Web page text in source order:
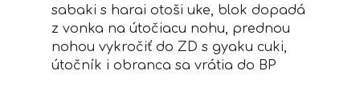
sabaki s harai otoši uke, blok dopadá
z vonka na útočiacu nohu, prednou
nohou vykročiť do ZD s gyaku cuki,
útočník i obranca sa vrátia do BP